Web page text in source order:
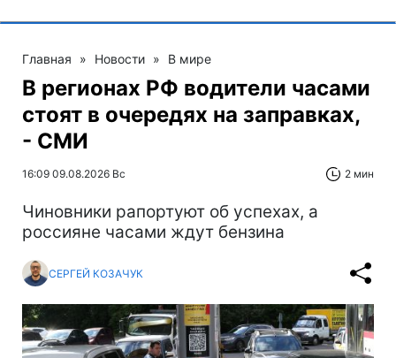
Главная » Новости » В мире
В регионах РФ водители часами
стоят в очередях на заправках,
- СМИ
16:09 09.08.2026 Вс 2 мин
Чиновники рапортуют об успехах, а
россияне часами ждут бензина
СЕРГЕЙ КОЗАЧУК